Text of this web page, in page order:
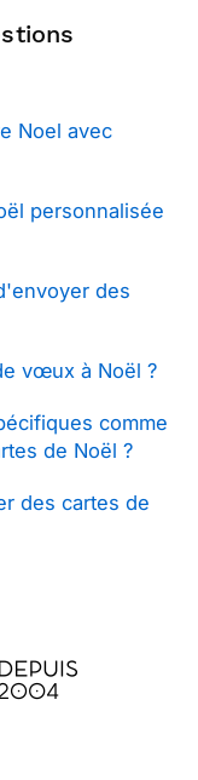
Noel avec
personnalisée
des
vœux à Noël ?
comme
de Noël ?
des cartes de